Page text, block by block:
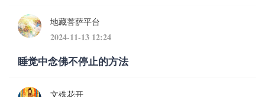
地藏菩萨平台
2024-11-13 12:24
睡觉中念佛不停止的方法
文殊花开